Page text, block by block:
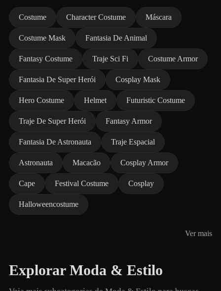
Costume Character Costume Máscara
Costume Mask Fantasia De Animal
Fantasy Costume Traje Sci Fi Costume Armor
Fantasia De Super Herói Cosplay Mask
Hero Costume Helmet Futuristic Costume
Traje De Super Herói Fantasy Armor
Fantasia De Astronauta Traje Espacial
Astronauta Macacão Cosplay Armor
Cape Festival Costume Cosplay
Halloweencostume
Ver mais
Explorar Moda & Estilo